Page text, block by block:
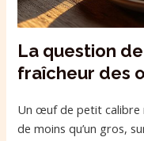
La question
fraîcheur des
Un œuf de petit calibre
de moins qu’un gros,